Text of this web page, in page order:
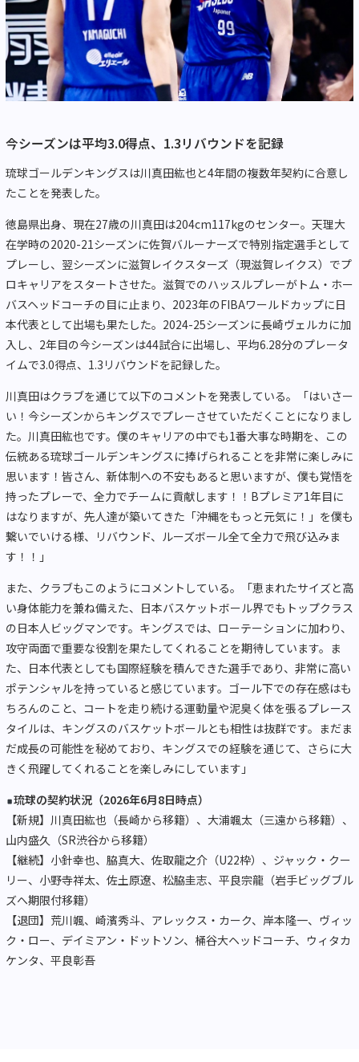
今シーズンは平均3.0得点、1.3リバウンドを記録
琉球ゴールデンキングスは川真田紘也と4年間の複数年契約に合意し
たことを発表した。
徳島県出身、現在27歳の川真田は204cm117kgのセンター。天理大
在学時の2020-21シーズンに佐賀バルーナーズで特別指定選手として
プレーし、翌シーズンに滋賀レイクスターズ（現滋賀レイクス）でプ
ロキャリアをスタートさせた。滋賀でのハッスルプレーがトム・ホー
バスヘッドコーチの目に止まり、2023年のFIBAワールドカップに日
本代表として出場も果たした。2024-25シーズンに長崎ヴェルカに加
入し、2年目の今シーズンは44試合に出場し、平均6.28分のプレータ
イムで3.0得点、1.3リバウンドを記録した。
川真田はクラブを通じて以下のコメントを発表している。「はいさー
い！今シーズンからキングスでプレーさせていただくことになりまし
た。川真田紘也です。僕のキャリアの中でも1番大事な時期を、この
伝統ある琉球ゴールデンキングスに捧げられることを非常に楽しみに
思います！皆さん、新体制への不安もあると思いますが、僕も覚悟を
持ったプレーで、全力でチームに貢献します！！Bプレミア1年目に
はなりますが、先人達が築いてきた「沖縄をもっと元気に！」を僕も
繋いでいける様、リバウンド、ルーズボール全て全力で飛び込みま
す！！」
また、クラブもこのようにコメントしている。「恵まれたサイズと高
い身体能力を兼ね備えた、日本バスケットボール界でもトップクラス
の日本人ビッグマンです。キングスでは、ローテーションに加わり、
攻守両面で重要な役割を果たしてくれることを期待しています。ま
た、日本代表としても国際経験を積んできた選手であり、非常に高い
ポテンシャルを持っていると感じています。ゴール下での存在感はも
ちろんのこと、コートを走り続ける運動量や泥臭く体を張るプレース
タイルは、キングスのバスケットボールとも相性は抜群です。まだま
だ成長の可能性を秘めており、キングスでの経験を通じて、さらに大
きく飛躍してくれることを楽しみにしています」
琉球の契約状況（2026年6月8日時点）
【新規】川真田紘也（長崎から移籍）、大浦颯太（三遠から移籍）、
山内盛久（SR渋谷から移籍）
【継続】小針幸也、脇真大、佐取龍之介（U22枠）、ジャック・クー
リー、小野寺祥太、佐土原遼、松脇圭志、平良宗龍（岩手ビッグブル
ズへ期限付移籍）
【退団】荒川颯、崎濱秀斗、アレックス・カーク、岸本隆一、ヴィッ
ク・ロー、デイミアン・ドットソン、桶谷大ヘッドコーチ、ウィタカ
ケンタ、平良彰吾